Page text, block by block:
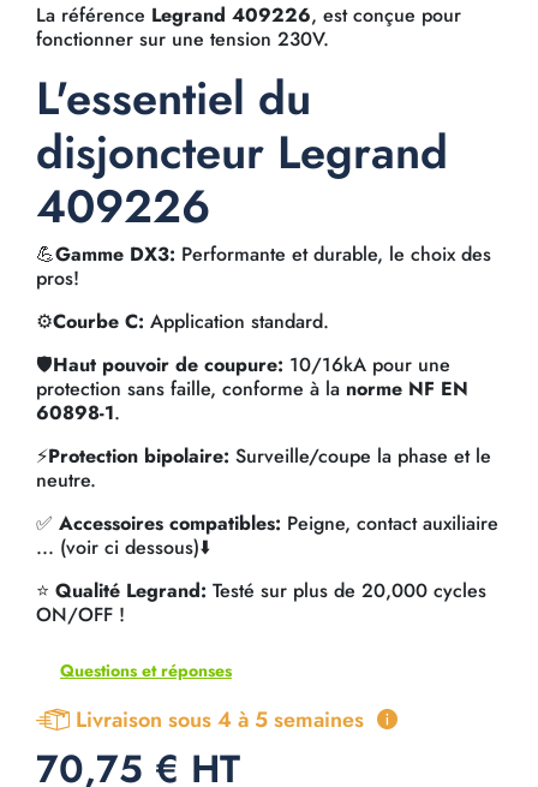
La référence Legrand 409226, est conçue pour
fonctionner sur une tension 230V.
L'essentiel du
disjoncteur Legrand
409226
💪Gamme DX3: Performante et durable, le choix des
pros!
⚙️Courbe C: Application standard.
🛡️Haut pouvoir de coupure: 10/16kA pour une
protection sans faille, conforme à la norme NF EN
60898-1.
⚡Protection bipolaire: Surveille/coupe la phase et le
neutre.
✅ Accessoires compatibles: Peigne, contact auxiliaire
... (voir ci dessous)⬇️
⭐ Qualité Legrand: Testé sur plus de 20,000 cycles
ON/OFF !
Questions et réponses
Livraison sous 4 à 5 semaines
70,75 € HT